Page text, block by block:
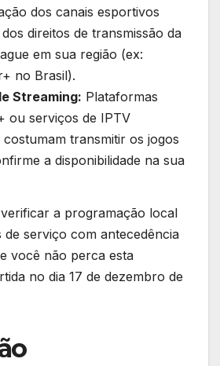
dos canais esportivos
direitos de transmissão da
em sua região (ex:
no Brasil).
Streaming: Plataformas
ou serviços de IPTV
costumam transmitir os jogos
a disponibilidade na sua
a programação local
serviço com antecedência
você não perca esta
no dia 17 de dezembro de